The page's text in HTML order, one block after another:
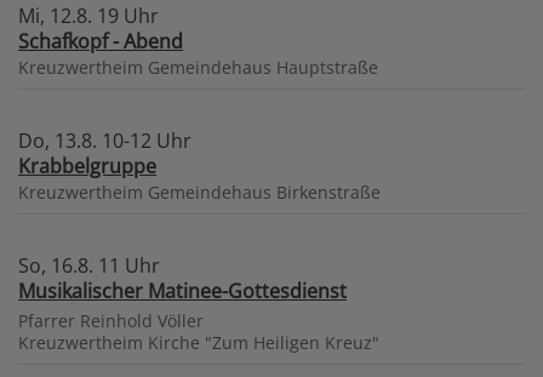
Mi, 12.8. 19 Uhr
Schafkopf - Abend
Kreuzwertheim Gemeindehaus Hauptstraße
Do, 13.8. 10-12 Uhr
Krabbelgruppe
Kreuzwertheim Gemeindehaus Birkenstraße
So, 16.8. 11 Uhr
Musikalischer Matinee-Gottesdienst
Pfarrer Reinhold Völler
Kreuzwertheim Kirche "Zum Heiligen Kreuz"